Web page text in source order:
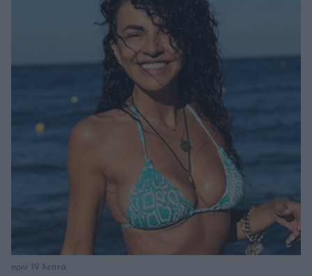
πριν 19 λεπτά